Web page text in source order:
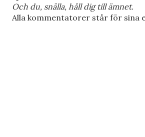
o
m
Och du, snälla, håll dig till ämnet.
Alla kommentatorer står för sina